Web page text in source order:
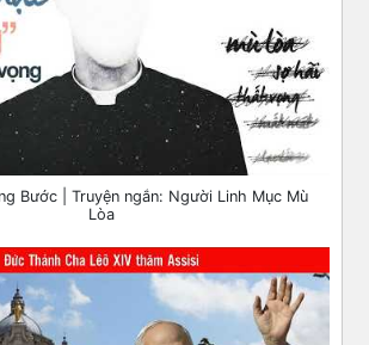
Bước | Truyện ngắn: Người Linh Mục Mù
Lòa